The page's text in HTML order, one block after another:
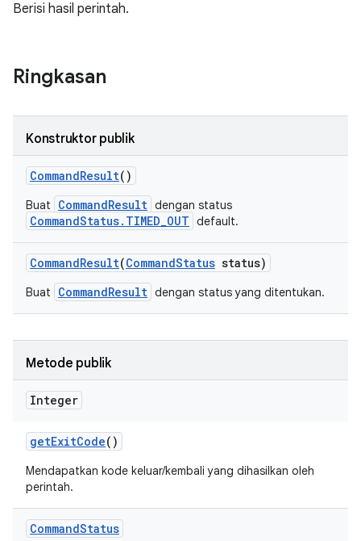
Berisi hasil perintah.
Ringkasan
Konstruktor publik
CommandResult()
Buat CommandResult dengan status
CommandStatus.TIMED_OUT default.
CommandResult(CommandStatus status)
Buat CommandResult dengan status yang ditentukan.
Metode publik
Integer
getExitCode()
Mendapatkan kode keluar/kembali yang dihasilkan oleh
perintah.
CommandStatus